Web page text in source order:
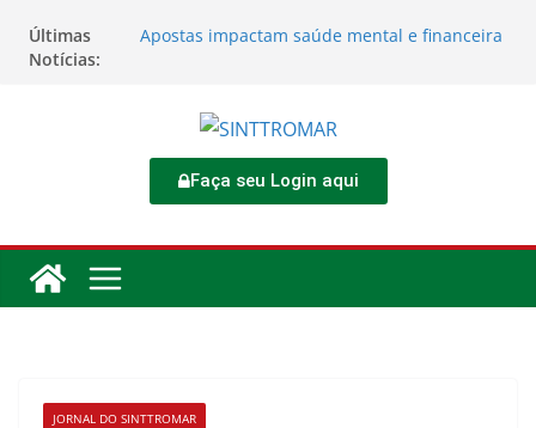
Últimas
Notícias:
Apostas impactam saúde mental e financeira
saúde do trabalhador
TORNEIO DIA DO TRABALHADOR 2026
Rodoviários se reúnem no 4º Congresso da
CNTTL
Sinttromar garante acordo de R$ 1,7 milhão e
Transcocamar
Faça seu Login aqui
JORNAL DO SINTTROMAR